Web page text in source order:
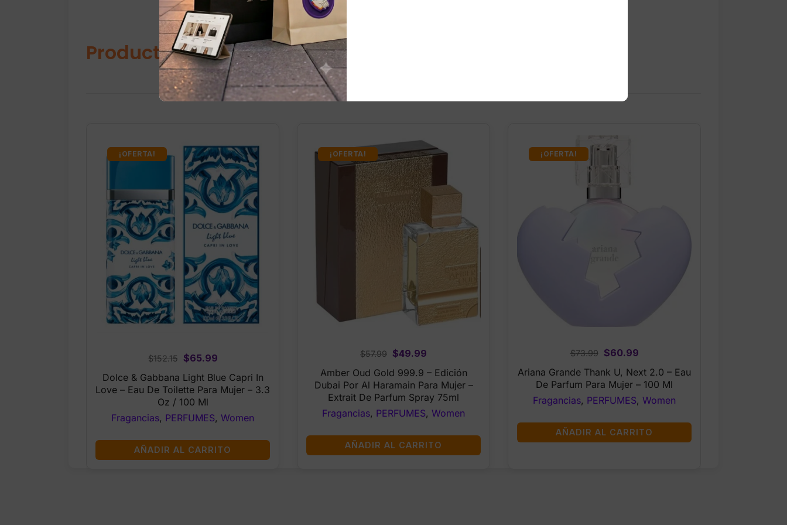
Productos relacionados
¡OFERTA!
$152.15
Original
price
was:
$152.15.
$65.99Current
price
is:
Dolce & Gabbana Light Blue Capri In
Love – Eau De Toilette Para Mujer – 3.3
Oz / 100 Ml
Fragancias, PERFUMES, Women
AÑADIR AL CARRITO
¡OFERTA!
$57.99 Original
price
was:
$57.99.
$49.99
price
is:
$49.99.
Amber Oud Gold 999.9 – Edición
Dubai Por Al Haramain Para Mujer –
Extrait De Parfum Spray 75ml
Fragancias, PERFUMES, Women
AÑADIR AL CARRITO
¡OFERTA!
$73.99
Original
price
was:
$73.99.
$60.99Current
price
is:
$60.99.
Ariana Grande Thank U, Next 2.0 – Eau
De Parfum Para Mujer – 100 Ml
Fragancias, PERFUMES, Women
AÑADIR AL CARRITO